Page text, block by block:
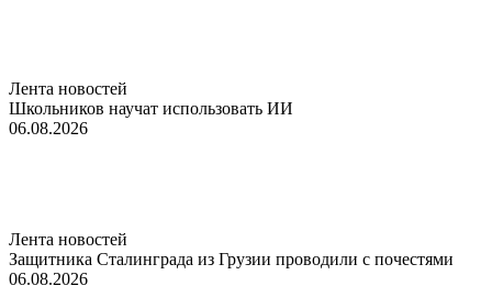
Лента новостей
Школьников научат использовать ИИ
06.08.2026
Лента новостей
Защитника Сталинграда из Грузии проводили с почестями
06.08.2026